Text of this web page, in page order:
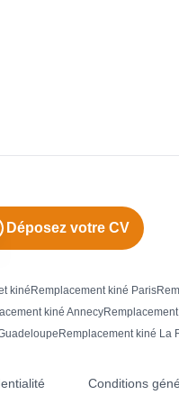
Déposez votre CV
kinéRemplacement kiné Paris
kiné Annecy
Remplacement kiné La
Conditions